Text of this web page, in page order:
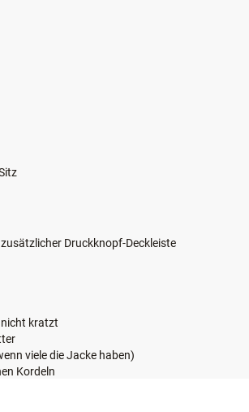
Druckknopf-Deckleiste
nicht kratzt
viele die Jacke haben)
Kordeln